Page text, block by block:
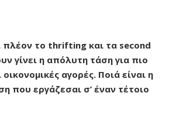
πλέον το thrifting και τα second
γίνει η απόλυτη τάση για πιο
οικονομικές αγορές. Ποιά είναι η
που εργάζεσαι σ’ έναν τέτοιο